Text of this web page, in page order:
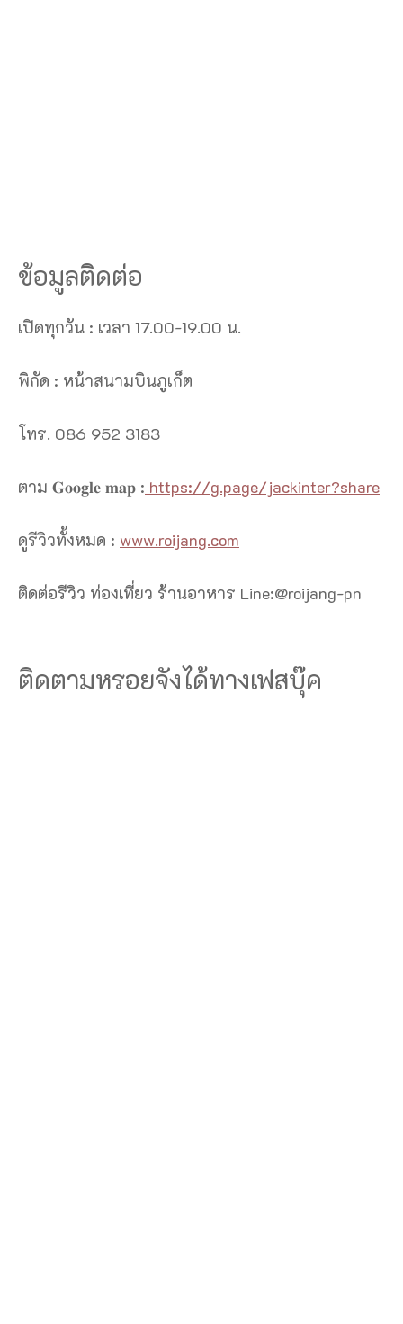
ข้อมูลติดต่อ
เปิดทุกวัน : เวลา 17.00-19.00 น.
พิกัด : หน้าสนามบินภูเก็ต
โทร. 086 952 3183
ตาม 𝐆𝐨𝐨𝐠𝐥𝐞 𝐦𝐚𝐩 : https://g.page/jackinter?share
ดูรีวิวทั้งหมด : www.roijang.com
ติดต่อรีวิว ท่องเที่ยว ร้านอาหาร Line:@roijang-pn
ติดตามหรอยจังได้ทางเฟสบุ๊ค